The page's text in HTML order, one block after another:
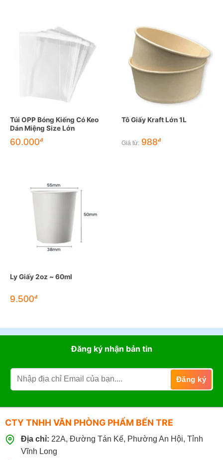
Túi OPP Bóng Kiếng Có Keo
Dán Miệng Size Lớn
60.000đ
Tô Giấy Kraft Lớn 1L
Giá từ: 988đ
Ly Giấy 2oz ~ 60ml
9.500đ
Đăng ký nhận bản tin
CTY TNHH VĂN PHÒNG PHẨM BẾN TRE
Địa chỉ: 22A, Đường Tán Kế, Phường An Hội, Tỉnh
Vĩnh Long